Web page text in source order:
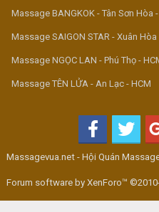
Massage BANGKOK - Tân Sơn Hòa
Massage SAIGON STAR - Xuân Hòa
Massage NGỌC LAN - Phú Thọ -
Massage TÊN LỬA - An Lạc - HCM
Massagevua.net - Hội Quán
Forum software by XenForo™